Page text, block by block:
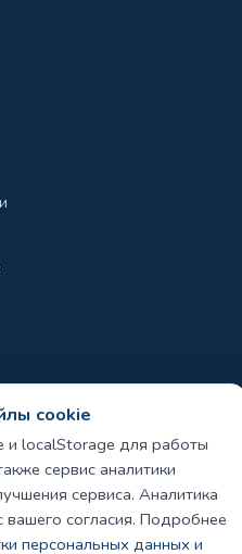
cookie
и localStorage для работы
сервис аналитики
сервиса. Аналитика
вашего согласия. Подробнее
персональных данных и
область
защищены.